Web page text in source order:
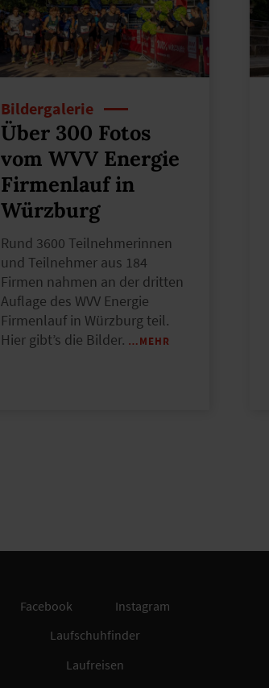
Bildergalerie
Über 300 Fotos
vom WVV Energie
Firmenlauf in
Würzburg
Rund 3600 Teilnehmerinnen
und Teilnehmer aus 184
Firmen nahmen an der dritten
Auflage des WVV Energie
Firmenlauf in Würzburg teil.
Hier gibt’s die Bilder. …MEHR
Facebook
Instagram
Laufschuhfinder
Laufreisen